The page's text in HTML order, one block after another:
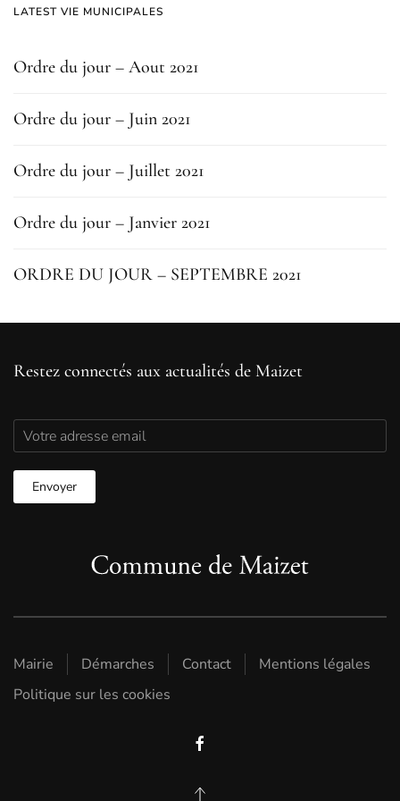
LATEST VIE MUNICIPALES
Ordre du jour – Aout 2021
Ordre du jour – Juin 2021
Ordre du jour – Juillet 2021
Ordre du jour – Janvier 2021
ORDRE DU JOUR – SEPTEMBRE 2021
Restez connectés aux actualités de Maizet
Mairie Démarches Contact
Mentions légales
Politique sur les cookies